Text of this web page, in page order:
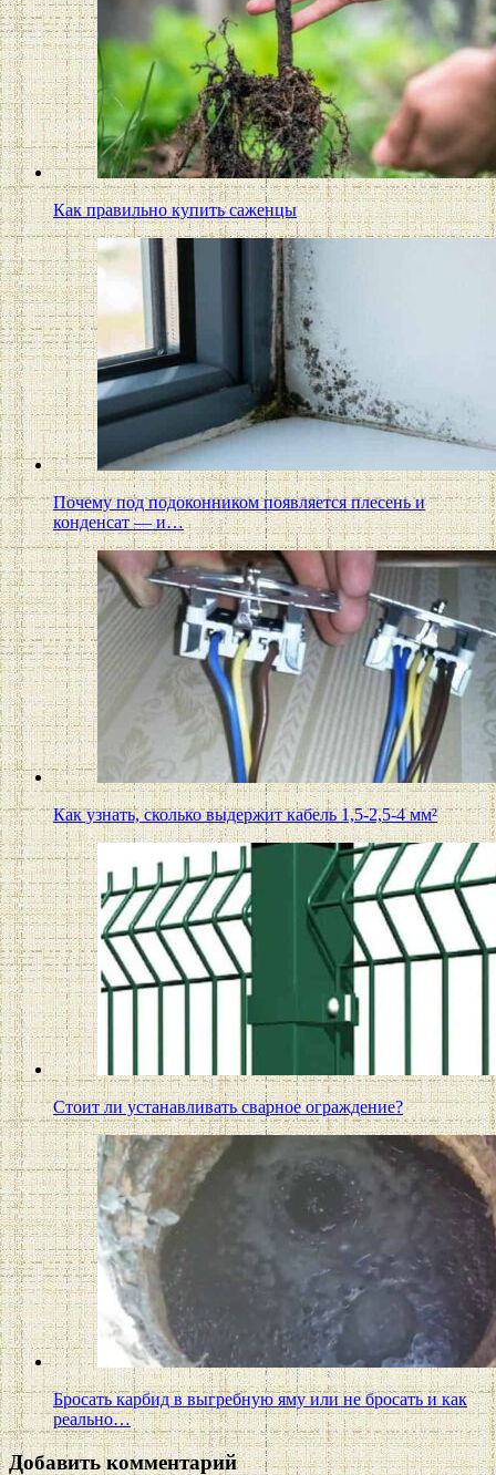
Как правильно купить саженцы
Почему под подоконником появляется плесень и
конденсат — и…
Как узнать, сколько выдержит кабель 1,5-2,5-4 мм²
Стоит ли устанавливать сварное ограждение?
Бросать карбид в выгребную яму или не бросать и как
реально…
Добавить комментарий